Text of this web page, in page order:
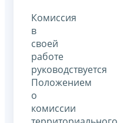
Комиссия
в
своей
работе
руководствуется
Положением
о
комиссии